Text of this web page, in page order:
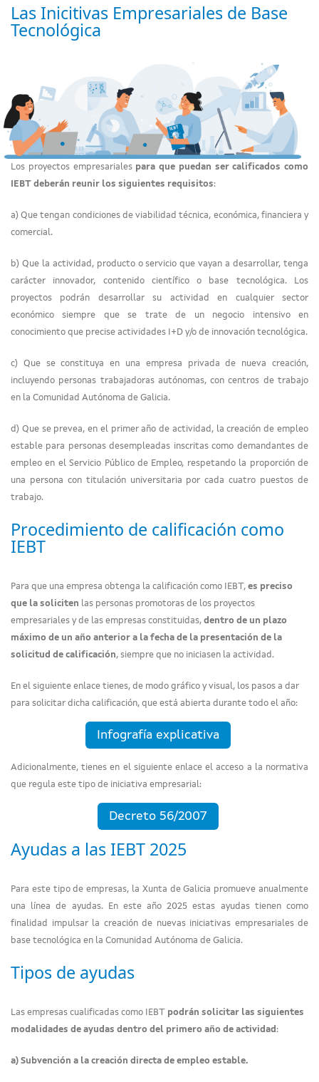
Las Inicitivas Empresariales de Base
Tecnológica
Los proyectos empresariales para que puedan ser calificados como
IEBT deberán reunir los siguientes requisitos:
a) Que tengan condiciones de viabilidad técnica, económica, financiera y
comercial.
b) Que la actividad, producto o servicio que vayan a desarrollar, tenga
carácter innovador, contenido científico o base tecnológica. Los
proyectos podrán desarrollar su actividad en cualquier sector
económico siempre que se trate de un negocio intensivo en
conocimiento que precise actividades I+D y/o de innovación tecnológica.
c) Que se constituya en una empresa privada de nueva creación,
incluyendo personas trabajadoras autónomas, con centros de trabajo
en la Comunidad Autónoma de Galicia.
d) Que se prevea, en el primer año de actividad, la creación de empleo
estable para personas desempleadas inscritas como demandantes de
empleo en el Servicio Público de Empleo, respetando la proporción de
una persona con titulación universitaria por cada cuatro puestos de
trabajo.
Procedimiento de calificación como
IEBT
Para que una empresa obtenga la calificación como IEBT, es preciso
que la soliciten las personas promotoras de los proyectos
empresariales y de las empresas constituidas, dentro de un plazo
máximo de un año anterior a la fecha de la presentación de la
solicitud de calificación, siempre que no iniciasen la actividad.
En el siguiente enlace tienes, de modo gráfico y visual, los pasos a dar
para solicitar dicha calificación, que está abierta durante todo el año:
Infografía explicativa
Adicionalmente, tienes en el siguiente enlace el acceso a la normativa
que regula este tipo de iniciativa empresarial:
Decreto 56/2007
Ayudas a las IEBT 2025
Para este tipo de empresas, la Xunta de Galicia promueve anualmente
una línea de ayudas. En este año 2025 estas ayudas tienen como
finalidad impulsar la creación de nuevas iniciativas empresariales de
base tecnológica en la Comunidad Autónoma de Galicia.
Tipos de ayudas
Las empresas cualificadas como IEBT podrán solicitar las siguientes
modalidades de ayudas dentro del primero año de actividad:
a) Subvención a la creación directa de empleo estable.